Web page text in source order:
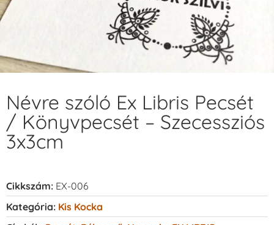
Névre szóló Ex Libris Pecsét
/ Könyvpecsét – Szecessziós
3x3cm
Cikkszám: EX-006
Kategória: Kis Kocka